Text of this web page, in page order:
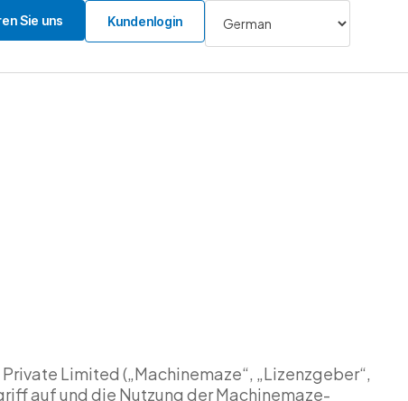
Sie uns Kundenlogin
Limited („Machinemaze“, „Lizenzgeber“,
auf und die Nutzung der Machinemaze-